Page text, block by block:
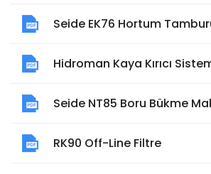
Seide EK76 Hortum
Hidroman Kaya Kırıcı
Seide NT85 Boru Bükme
RK90 Off-Line Filtre